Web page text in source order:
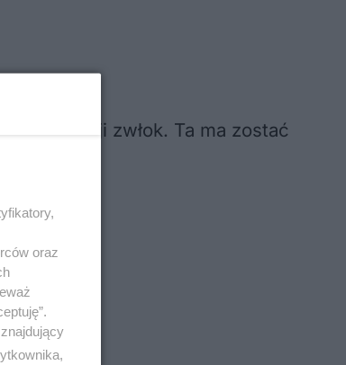
sekcji zwłok. Ta ma zostać
oraz